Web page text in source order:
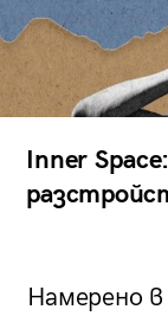
Inner
Намерено в